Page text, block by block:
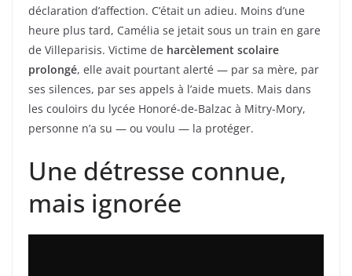
déclaration d’affection. C’était un adieu. Moins d’une
heure plus tard, Camélia se jetait sous un train en gare
de Villeparisis. Victime de harcèlement scolaire
prolongé, elle avait pourtant alerté — par sa mère, par
ses silences, par ses appels à l’aide muets. Mais dans
les couloirs du lycée Honoré-de-Balzac à Mitry-Mory,
personne n’a su — ou voulu — la protéger.
Une détresse connue,
mais ignorée